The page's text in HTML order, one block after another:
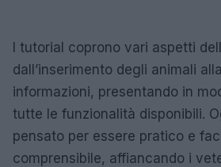
I tutorial coprono vari aspetti
dall’inserimento degli animali
informazioni, presentando in
tutte le funzionalità disponibili.
pensato per essere pratico e
comprensibile, affiancando i